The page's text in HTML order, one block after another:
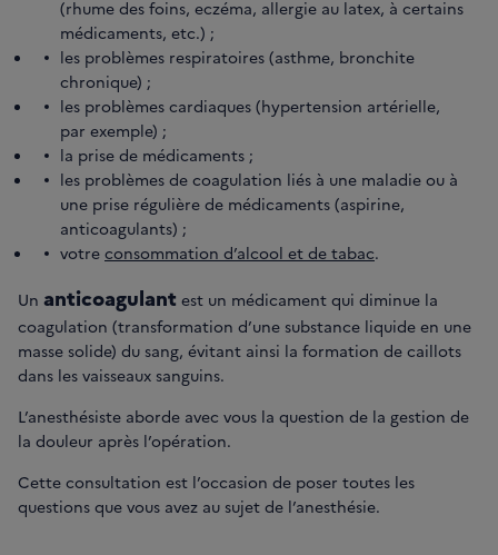
(rhume des foins, eczéma, allergie au latex, à certains
médicaments, etc.) ;
les problèmes respiratoires (asthme, bronchite
chronique) ;
les problèmes cardiaques (hypertension artérielle,
par exemple) ;
la prise de médicaments ;
les problèmes de coagulation liés à une maladie ou à
une prise régulière de médicaments (aspirine,
anticoagulants) ;
votre consommation d’alcool et de tabac.
Un anticoagulant est un médicament qui diminue la
coagulation (transformation d’une substance liquide en une
masse solide) du sang, évitant ainsi la formation de caillots
dans les vaisseaux sanguins.
L’anesthésiste aborde avec vous la question de la gestion de
la douleur après l’opération.
Cette consultation est l’occasion de poser toutes les
questions que vous avez au sujet de l’anesthésie.